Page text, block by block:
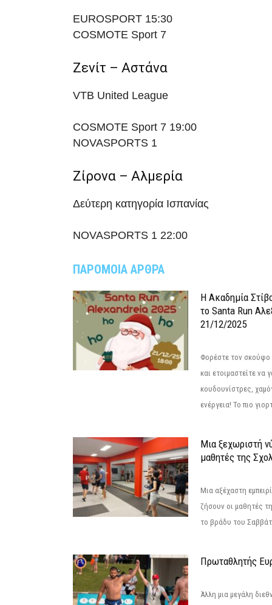
EUROSPORT 15:30
COSMOTE Sport 7
Ζενίτ – Αστάνα
VTB United League
COSMOTE Sport 7 19:00
NOVASPORTS 1
Ζίρονα – Αλμερία
Δεύτερη κατηγορία Ισπανίας
NOVASPORTS 1 22:00
ΠΑΡΟΜΟΙΑ ΑΡΘΡΑ
Η Ακαδημία
το Santa Run
21/12/2025
Φορέστε τον σκούφο
και ετοιμαστείτε να
κουδουνίστρες,
ενέργεια! Το πιο
Μια ξεχωριστή
μαθητές της
Μια αξέχαστη
ζήσουν οι μαθητές
το βράδυ του
Πρωταθλητής
Άλλη μια μεγάλη